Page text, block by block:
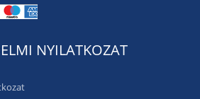
NYILATKOZAT